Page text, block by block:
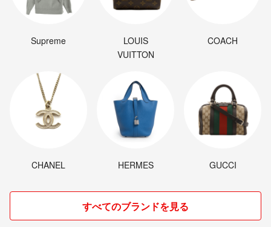
Supreme
LOUIS
VUITTON
COACH
CHANEL HERMES GUCCI
すべてのブランドを見る